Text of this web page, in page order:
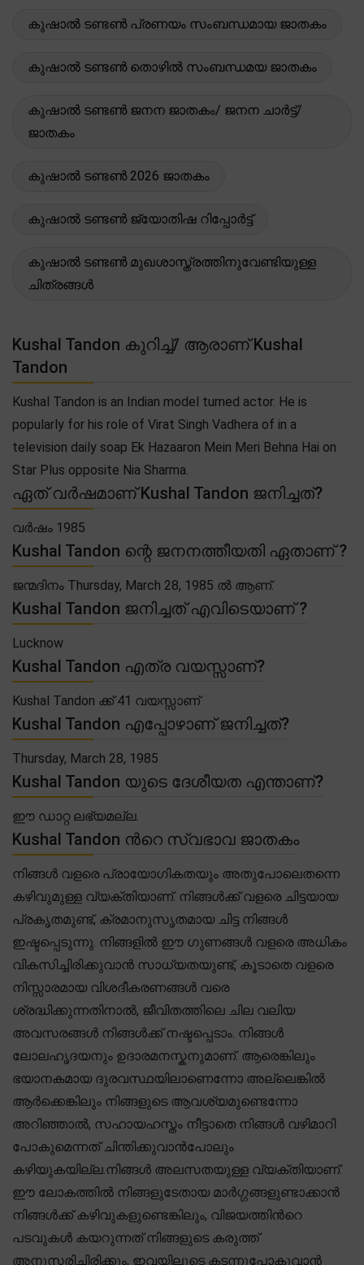
കുഷാൽ ടണ്ടൺ പ്രണയം സംബന്ധമായ ജാതകം
കുഷാൽ ടണ്ടൺ തൊഴിൽ സംബന്ധമയ ജാതകം
കുഷാൽ ടണ്ടൺ ജനന ജാതകം/ ജനന ചാർട്ട്/
ജാതകം
കുഷാൽ ടണ്ടൺ 2026 ജാതകം
കുഷാൽ ടണ്ടൺ ജ്യോതിഷ റിപ്പോർട്ട്
കുഷാൽ ടണ്ടൺ മുഖശാസ്ത്രത്തിനുവേണ്ടിയുള്ള
ചിത്രങ്ങൾ
Kushal Tandon കുറിച്ച്/ ആരാണ് Kushal
Tandon
Kushal Tandon is an Indian model turned actor. He is
popularly for his role of Virat Singh Vadhera of in a
television daily soap Ek Hazaaron Mein Meri Behna Hai on
Star Plus opposite Nia Sharma.
ഏത് വർഷമാണ് Kushal Tandon ജനിച്ചത്?
വർഷം 1985
Kushal Tandon ന്റെ ജനനത്തീയതി ഏതാണ് ?
ജന്മദിനം Thursday, March 28, 1985 ൽ ആണ്.
Kushal Tandon ജനിച്ചത് എവിടെയാണ് ?
Lucknow
Kushal Tandon എത്ര വയസ്സാണ്?
Kushal Tandon ക്ക് 41 വയസ്സാണ്
Kushal Tandon എപ്പോഴാണ് ജനിച്ചത്?
Thursday, March 28, 1985
Kushal Tandon യുടെ ദേശീയത എന്താണ്?
ഈ ഡാറ്റ ലഭ്യമല്ല.
Kushal Tandon ൻറെ സ്വഭാവ ജാതകം
നിങ്ങൾ വളരെ പ്രായോഗികതയും അതുപോലെതന്നെ
കഴിവുമുള്ള വ്യക്തിയാണ്. നിങ്ങൾക്ക് വളരെ ചിട്ടയായ
പ്രകൃതമുണ്ട്, ക്രമാനുസൃതമായ ചിട്ട നിങ്ങൾ
ഇഷ്ടപ്പെടുന്നു. നിങ്ങളിൽ ഈ ഗുണങ്ങൾ വളരെ അധികം
വികസിച്ചിരിക്കുവാൻ സാധ്യതയുണ്ട്, കൂടാതെ വളരെ
നിസ്സാരമായ വിശദീകരണങ്ങൾ വരെ
ശ്രദ്ധിക്കുന്നതിനാൽ, ജീവിതത്തിലെ ചില വലിയ
അവസരങ്ങൾ നിങ്ങൾക്ക് നഷ്ടപ്പെടാം. നിങ്ങൾ
ലോലഹൃദയനും ഉദാരമനസ്കനുമാണ്. ആരെങ്കിലും
ഭയാനകമായ ദുരവസ്ഥയിലാണെന്നോ അല്ലെങ്കിൽ
ആർക്കെങ്കിലും നിങ്ങളുടെ ആവശ്യമുണ്ടെന്നോ
അറിഞ്ഞാൽ, സഹായഹസ്തം നീട്ടാതെ നിങ്ങൾ വഴിമാറി
പോകുമെന്നത് ചിന്തിക്കുവാൻപോലും
കഴിയുകയില്ല.നിങ്ങൾ അലസതയുള്ള വ്യക്തിയാണ്.
ഈ ലോകത്തിൽ നിങ്ങളുടേതായ മാർഗ്ഗങ്ങളുണ്ടാക്കാൻ
നിങ്ങൾക്ക് കഴിവുകളുണ്ടെങ്കിലും, വിജയത്തിന്‍റെ
പടവുകൾ കയറുന്നത് നിങ്ങളുടെ കരുത്ത്
അനുസരിച്ചിരിക്കും, ഇവയിലൂടെ കടന്നുപോകുവാൻ